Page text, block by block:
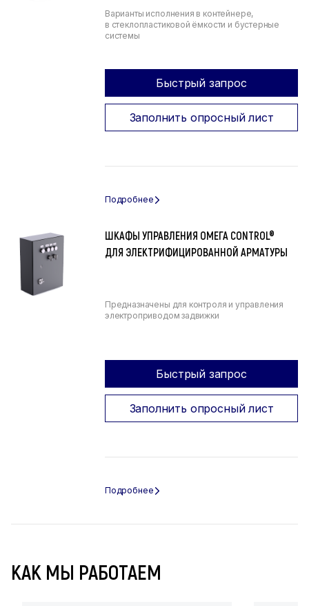
Варианты исполнения в контейнере,
в стеклопластиковой ёмкости и бустерные
системы
Быстрый запрос
Заполнить опросный лист
ШКАФЫ УПРАВЛЕНИЯ ОМЕГА CONTROL®
ДЛЯ ЭЛЕКТРИФИЦИРОВАННОЙ АРМАТУРЫ
Предназначены для контроля и управления
электроприводом задвижки
Быстрый запрос
Заполнить опросный лист
КАК МЫ РАБОТАЕМ